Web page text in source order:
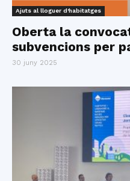
Ajuts al lloguer d'habitatges
Oberta la
subvencions per
30 juny 2025